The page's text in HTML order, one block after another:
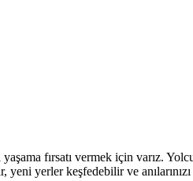
fırsatı vermek için varız.
yerler keşfedebilir ve